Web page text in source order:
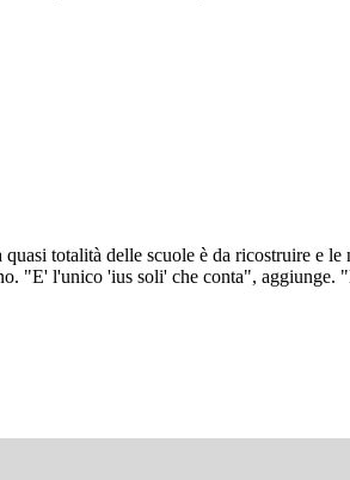
totalità delle scuole è da ricostruire e
"E' l'unico 'ius soli' che conta", aggiunge.